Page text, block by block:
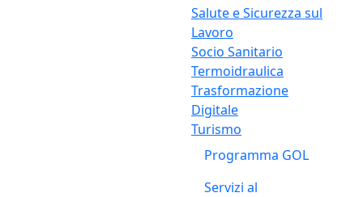
Salute e Sicurezza sul
Lavoro
Socio Sanitario
Termoidraulica
Trasformazione
Digitale
Turismo
Programma GOL
Servizi al